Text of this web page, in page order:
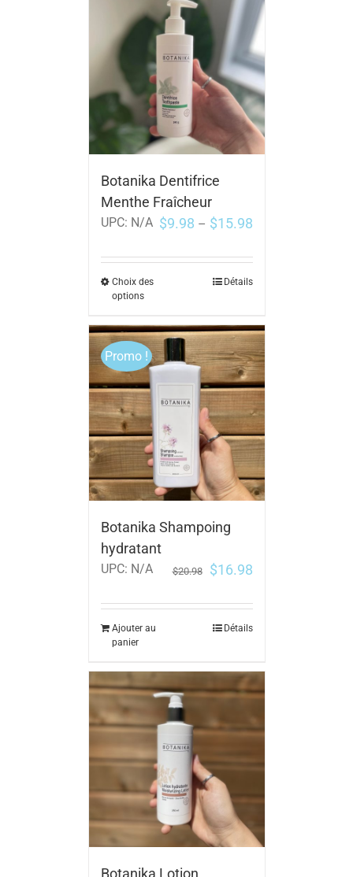
Botanika Dentifrice
Menthe Fraîcheur
UPC: N/A $9.98 – $15.98
Choix des
options
Détails
Promo !
Botanika Shampoing
hydratant
UPC: N/A $20.98 $16.98
Ajouter au
panier
Détails
Botanika Lotion